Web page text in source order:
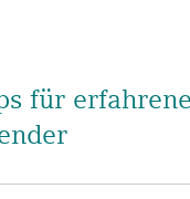
für erfahrene